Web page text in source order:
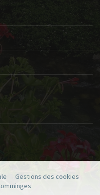
Gestions des cookies